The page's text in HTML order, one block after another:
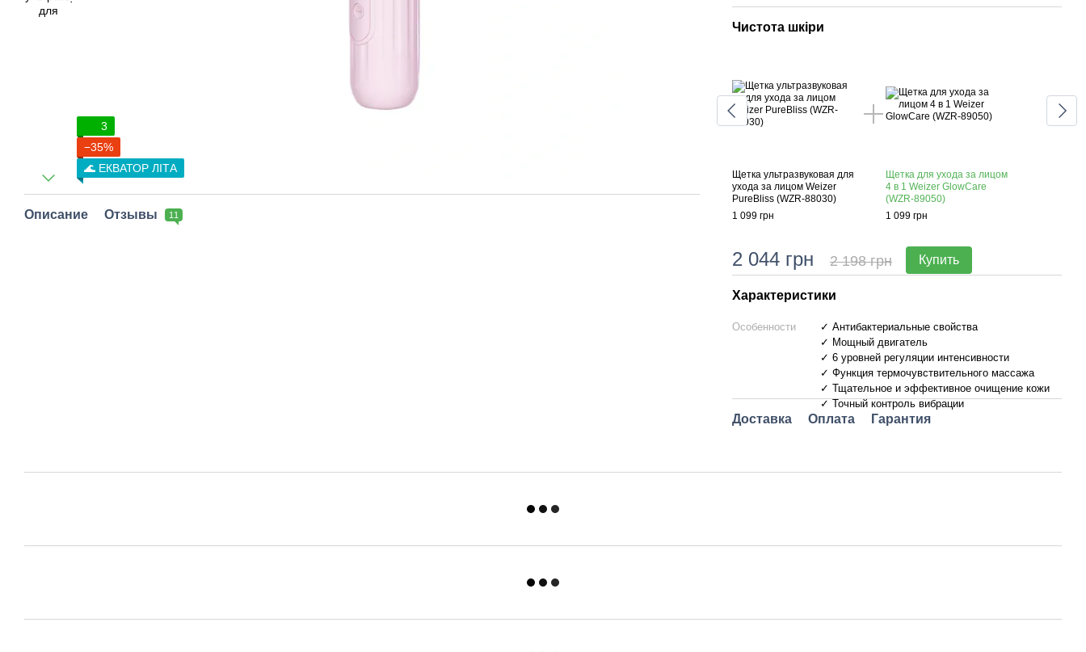
3
−35%
🌊 ЕКВАТОР ЛІТА
Описание Отзывы 11
Чистота шкіри
Щетка ультразвуковая для
ухода за лицом Weizer
PureBliss (WZR-88030)
1 099 грн
Щетка для ухода за лицом
4 в 1 Weizer GlowCare
(WZR-89050)
1 099 грн
2 044 грн 2 198 грн Купить
Характеристики
Особенности
✓ Антибактериальные свойства
✓ Мощный двигатель
✓ 6 уровней регуляции интенсивности
✓ Функция термочувствительного массажа
✓ Тщательное и эффективное очищение кожи
✓ Точный контроль вибрации
Доставка Оплата Гарантия